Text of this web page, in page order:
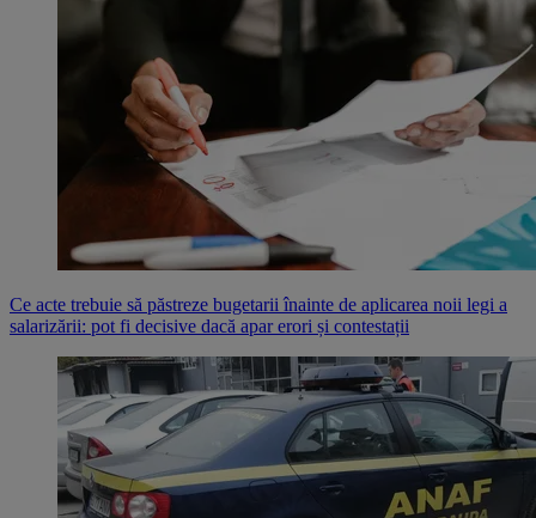
Ce acte trebuie să păstreze bugetarii înainte de aplicarea noii legi a
salarizării: pot fi decisive dacă apar erori și contestații